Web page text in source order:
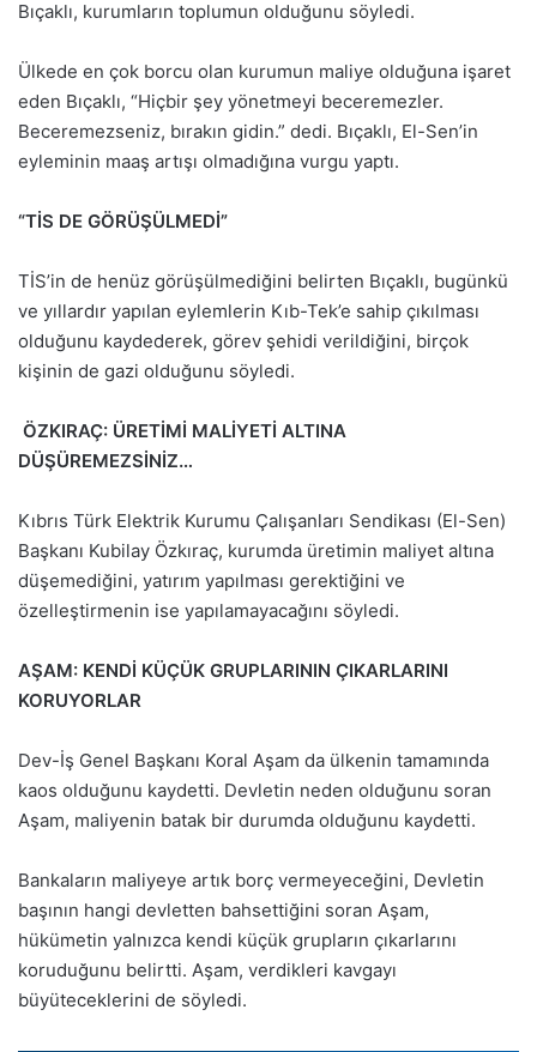
Bıçaklı, kurumların toplumun olduğunu söyledi.
Ülkede en çok borcu olan kurumun maliye olduğuna işaret
eden Bıçaklı, “Hiçbir şey yönetmeyi beceremezler.
Beceremezseniz, bırakın gidin.” dedi. Bıçaklı, El-Sen’in
eyleminin maaş artışı olmadığına vurgu yaptı.
“TİS DE GÖRÜŞÜLMEDİ”
TİS’in de henüz görüşülmediğini belirten Bıçaklı, bugünkü
ve yıllardır yapılan eylemlerin Kıb-Tek’e sahip çıkılması
olduğunu kaydederek, görev şehidi verildiğini, birçok
kişinin de gazi olduğunu söyledi.
ÖZKIRAÇ: ÜRETİMİ MALİYETİ ALTINA
DÜŞÜREMEZSİNİZ…
Kıbrıs Türk Elektrik Kurumu Çalışanları Sendikası (El-Sen)
Başkanı Kubilay Özkıraç, kurumda üretimin maliyet altına
düşemediğini, yatırım yapılması gerektiğini ve
özelleştirmenin ise yapılamayacağını söyledi.
AŞAM: KENDİ KÜÇÜK GRUPLARININ ÇIKARLARINI
KORUYORLAR
Dev-İş Genel Başkanı Koral Aşam da ülkenin tamamında
kaos olduğunu kaydetti. Devletin neden olduğunu soran
Aşam, maliyenin batak bir durumda olduğunu kaydetti.
Bankaların maliyeye artık borç vermeyeceğini, Devletin
başının hangi devletten bahsettiğini soran Aşam,
hükümetin yalnızca kendi küçük grupların çıkarlarını
koruduğunu belirtti. Aşam, verdikleri kavgayı
büyüteceklerini de söyledi.